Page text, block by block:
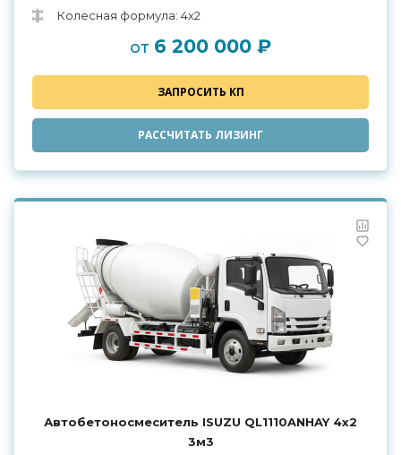
Колесная формула: 4х2
от 6 200 000 ₽
ЗАПРОСИТЬ КП
РАССЧИТАТЬ ЛИЗИНГ
Автобетоносмеситель ISUZU QL1110ANHAY 4х2
3м3